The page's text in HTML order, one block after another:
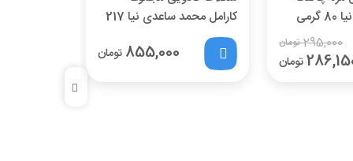
295,000 تومان
تومان
کارامل محمد ساعدی نیا 217
گرمی
855,000 تومان